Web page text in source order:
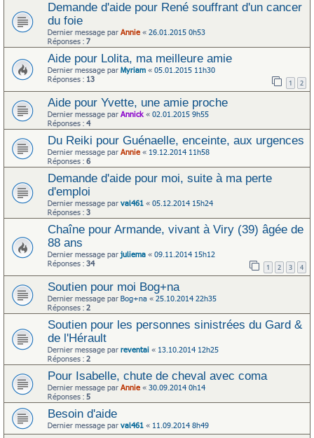
Demande d'aide pour René souffrant d'un cancer
du foie
Dernier message par Annie « 26.01.2015 0h53
Réponses : 7
Aide pour Lolita, ma meilleure amie
Dernier message par Myriam « 05.01.2015 11h30
Réponses : 13 1 2
Aide pour Yvette, une amie proche
Dernier message par Annick « 02.01.2015 9h55
Réponses : 4
Du Reiki pour Guénaelle, enceinte, aux urgences
Dernier message par Annie « 19.12.2014 11h58
Réponses : 6
Demande d'aide pour moi, suite à ma perte
d'emploi
Dernier message par val461 « 05.12.2014 15h24
Réponses : 3
Chaîne pour Armande, vivant à Viry (39) âgée de
88 ans
Dernier message par juliema « 09.11.2014 15h12
Réponses : 34 1 2 3 4
Soutien pour moi Bog+na
Dernier message par Bog+na « 25.10.2014 22h35
Réponses : 2
Soutien pour les personnes sinistrées du Gard &
de l'Hérault
Dernier message par reventai « 13.10.2014 12h25
Réponses : 2
Pour Isabelle, chute de cheval avec coma
Dernier message par Annie « 30.09.2014 0h14
Réponses : 5
Besoin d'aide
Dernier message par val461 « 11.09.2014 8h49